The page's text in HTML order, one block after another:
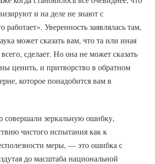
и на деле не знают с
работает». Уверенность заявлялась там,
может сказать вам, что та или иная
сделает. Но она не может сказать
ценить, и притворство в обратном
которое понадобится вам в
совершали зеркальную ошибку,
чистого испытания как к
меры, — это ошибка с
до масштаба национальной